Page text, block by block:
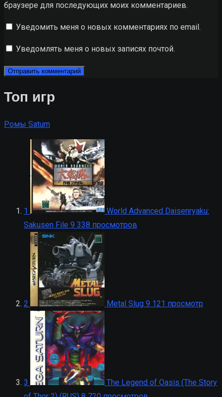
браузере для последующих моих комментариев.
Уведомить меня о новых комментариях по email.
Уведомлять меня о новых записях почтой.
Топ игр
Ромы Saturn
1
World Advanced Daisenryaku:
Sakusen File 9 338 просмотров
2 Metal Slug 9 121 просмотр
3
The Legend of Oasis (The Story